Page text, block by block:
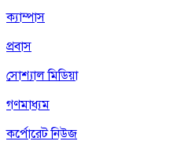
ক্যাম্পাস
প্রবাস
সোশ্যাল মিডিয়া
গণমাধ্যম
কর্পোরেট নিউজ